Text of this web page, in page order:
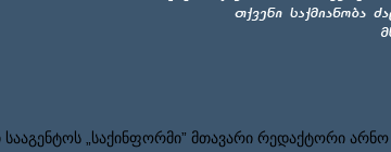
„საქინფორმი” მთავარი რედაქტორი